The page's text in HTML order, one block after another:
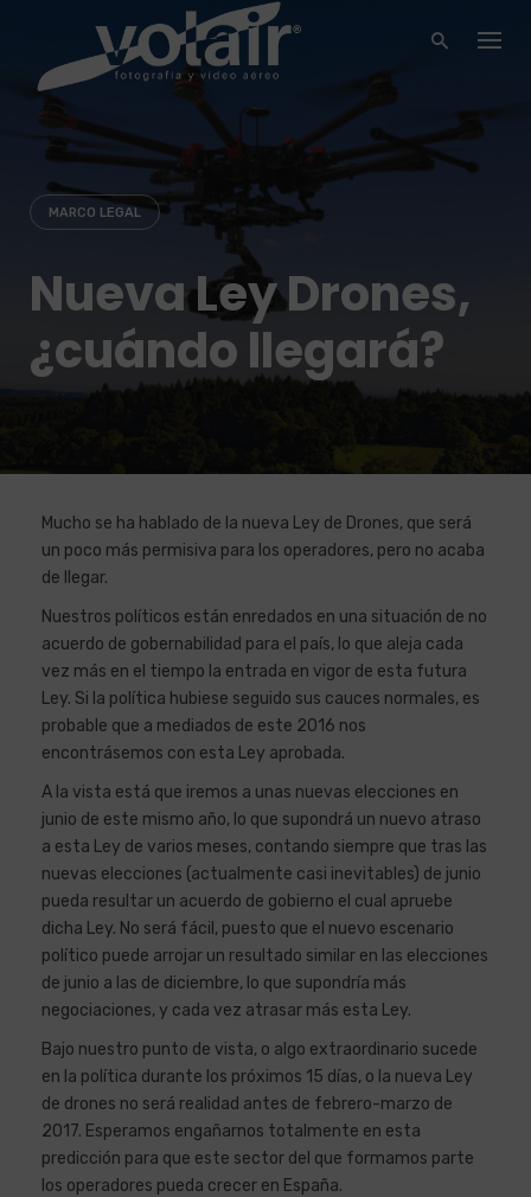
content
MARCO LEGAL
Nueva Ley Drones,
¿cuándo llegará?
Mucho se ha hablado de la nueva Ley de Drones, que será
un poco más permisiva para los operadores, pero no acaba
de llegar.
Nuestros políticos están enredados en una situación de no
acuerdo de gobernabilidad para el país, lo que aleja cada
vez más en el tiempo la entrada en vigor de esta futura
Ley. Si la política hubiese seguido sus cauces normales, es
probable que a mediados de este 2016 nos
encontrásemos con esta Ley aprobada.
A la vista está que iremos a unas nuevas elecciones en
junio de este mismo año, lo que supondrá un nuevo atraso
a esta Ley de varios meses, contando siempre que tras las
nuevas elecciones (actualmente casi inevitables) de junio
pueda resultar un acuerdo de gobierno el cual apruebe
dicha Ley. No será fácil, puesto que el nuevo escenario
político puede arrojar un resultado similar en las elecciones
de junio a las de diciembre, lo que supondría más
negociaciones, y cada vez atrasar más esta Ley.
Bajo nuestro punto de vista, o algo extraordinario sucede
en la política durante los próximos 15 días, o la nueva Ley
de drones no será realidad antes de febrero-marzo de
2017. Esperamos engañarnos totalmente en esta
predicción para que este sector del que formamos parte
los operadores pueda crecer en España.